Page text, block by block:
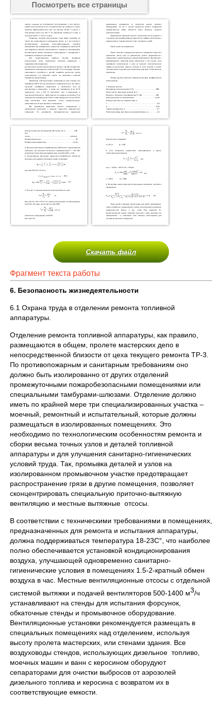
Посмотреть все страницы
Скачать файл
Фрагмент текста работы
6. Безопасность жизнедеятельности
6.1 Охрана труда в отделении ремонта топливной
аппаратуры.
Отделение ремонта топливной аппаратуры, как правило,
размещаются в общем, пролете мастерских депо в
непосредственной близости от цеха текущего ремонта ТР-3.
По противопожарным и санитарным требованиям оно
должно быть изолированно от других отделений
промежуточными пожаробезопасными помещениями или
специальными тамбурами-шлюзами. Отделение должно
иметь по крайней мере три специализированных участка –
моечный, ремонтный и испытательный, которые должны
размещаться в изолированных помещениях. Это
необходимо по технологическим особенностям ремонта и
сборки весьма точных узлов и деталей топливной
аппаратуры и для улучшения санитарно-гигиенических
условий труда. Так, промывка деталей и узлов на
изолированном промывочном участке предотвращает
распространение грязи в другие помещения, позволяет
сконцентрировать специальную приточно-вытяжную
вентиляцию и местные вытяжные отсосы.
В соответствии с техническими требованиями в помещениях,
предназначенных для ремонта и испытания аппаратуры,
должна поддерживаться температура 18-23С°, что наиболее
полно обеспечивается установкой кондиционирования
воздуха, улучшающей одновременно санитарно-
гигиенические условия в помещениях 1.5-2-кратный обмен
воздуха в час. Местные вентиляционные отсосы с отдельной
системой вытяжки и подачей вентиляторов 500-1400 м3/ч
устанавливают на стенды для испытания форсунок,
обкаточные стенды и промывочное оборудование.
Вентиляционные установки рекомендуется размещать в
специальных помещениях над отделением, используя
высоту пролета мастерских, или стенами здания. Все
воздуховоды стендов, использующих дизельное топливо,
моечных машин и ванн с керосином оборудуют
сепараторами для очистки выбросов от аэрозолей
дизельного топлива и керосина с возвратом их в
соответствующие емкости.